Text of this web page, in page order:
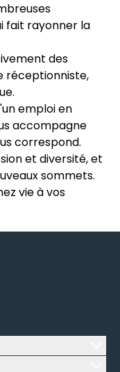
fait rayonner la
des
réceptionniste,
emploi en
accompagne
correspond.
et diversité, et
sommets.
vie à vos